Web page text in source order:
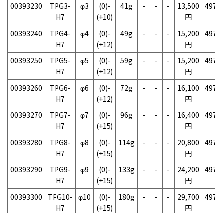
00393230
TPG3-
H7
φ3
(0)-
(+10)
41g - - -
13,500
円
00393240
TPG4-
H7
φ4
(0)-
(+12)
49g - - -
15,200
円
00393250
TPG5-
H7
φ5
(0)-
(+12)
59g - - -
15,200
円
00393260
TPG6-
H7
φ6
(0)-
(+12)
72g - - -
16,100
円
00393270
TPG7-
H7
φ7
(0)-
(+15)
96g - - -
16,400
円
00393280
TPG8-
H7
φ8
(0)-
(+15)
114g - - -
20,800
円
00393290
TPG9-
H7
φ9
(0)-
(+15)
133g - - -
24,200
円
00393300
TPG10-
H7
φ10
(0)-
(+15)
180g - - -
29,700
円